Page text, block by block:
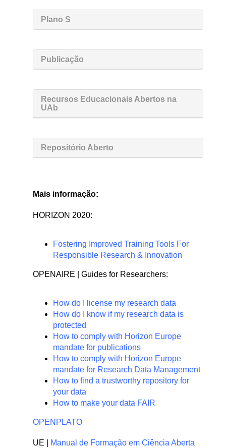
Plano S
Publicação
Recursos Educacionais Abertos na
UAb
Repositório Aberto
Mais informação:
HORIZON 2020:
Fostering Improved Training Tools For
Responsible Research & Innovation
OPENAIRE | Guides for Researchers:
How do I license my research data
How do I know if my research data is
protected
How to comply with Horizon Europe
mandate for publications
How to comply with Horizon Europe
mandate for Research Data Management
How to find a trustworthy repository for
your data
How to make your data FAIR
OPENPLATO
UE | Manual de Formação em Ciência Aberta